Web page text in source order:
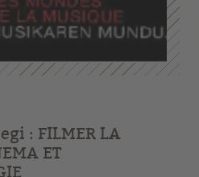
: FILMER LA
ET